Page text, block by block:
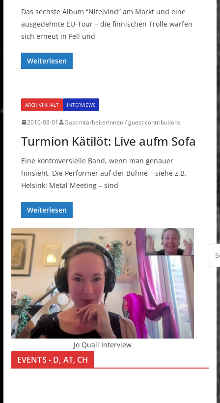
Das sechste Album “Nifelvind” am Markt und eine
ausgedehnte EU-Tour – die finnischen Trolle warfen
sich erneut in Fell und
Weiterlesen
ARCHIVINHALT INTERVIEWS
2010-03-01 GastmitarbeiterInnen / guest contributions
Turmion Kätilöt: Live aufm Sofa
Eine kontroversielle Band, wenn man genauer
hinsieht. Die Performer auf der Bühne – siehe z.B.
Helsinki Metal Meeting – sind
Weiterlesen
Jo Quail Interview
EVENTS - D, AT, CH